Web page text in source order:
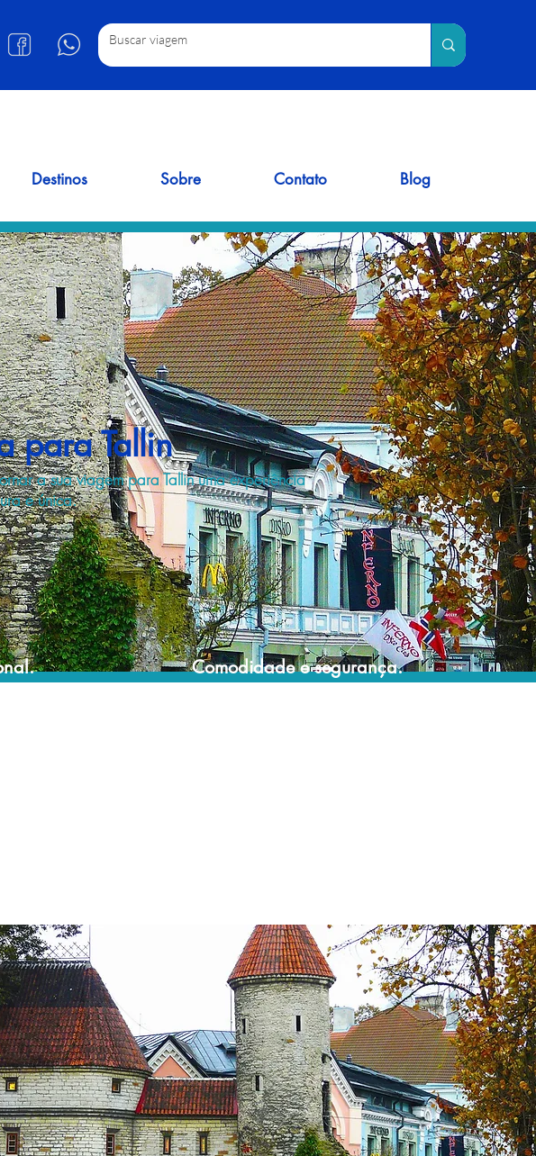
Destinos Sobre Contato Blog
para Tallin
a sua viagem para Tallin uma experiência
e única.
Comodidade e segurança.